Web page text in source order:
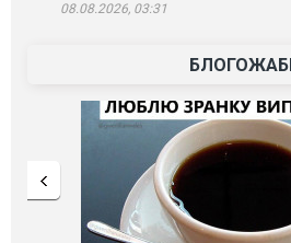
08.08.2026, 03:31